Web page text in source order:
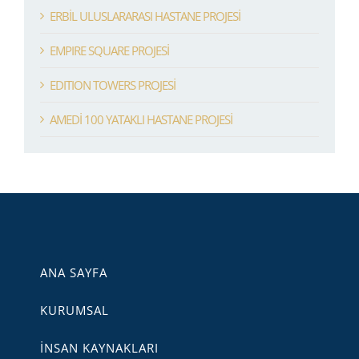
ERBİL ULUSLARARASI HASTANE PROJESİ
EMPIRE SQUARE PROJESİ
EDITION TOWERS PROJESİ
AMEDİ 100 YATAKLI HASTANE PROJESİ
ANA SAYFA
KURUMSAL
İNSAN KAYNAKLARI